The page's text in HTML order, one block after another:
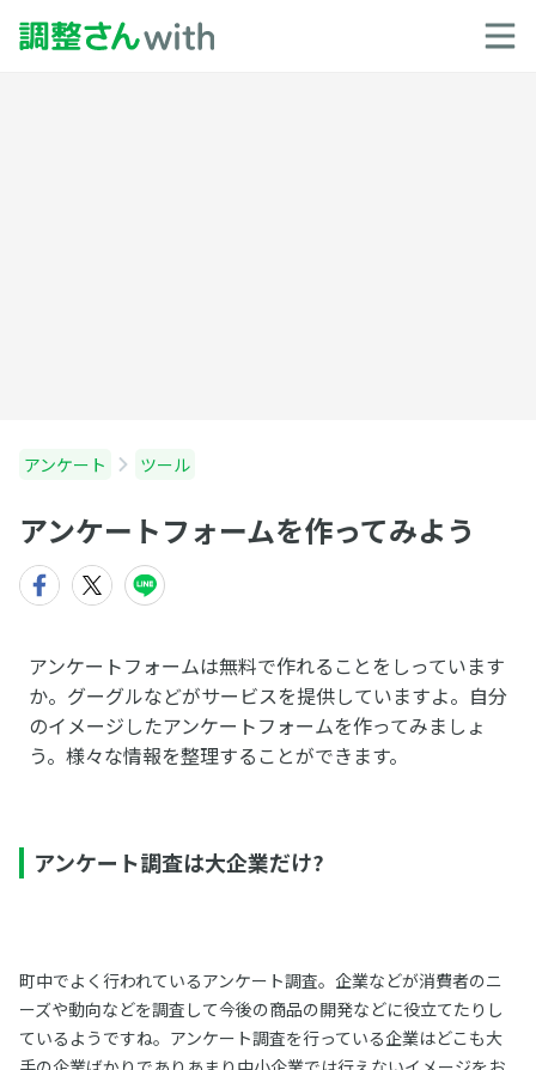
アンケート ツール
アンケートフォームを作ってみよう
アンケートフォームは無料で作れることをしっています
か。グーグルなどがサービスを提供していますよ。自分
のイメージしたアンケートフォームを作ってみましょ
う。様々な情報を整理することができます。
アンケート調査は大企業だけ?
町中でよく行われているアンケート調査。企業などが消費者のニ
ーズや動向などを調査して今後の商品の開発などに役立てたりし
ているようですね。アンケート調査を行っている企業はどこも大